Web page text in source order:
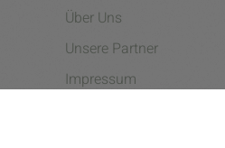
Über Uns
Unsere Partner
Impressum